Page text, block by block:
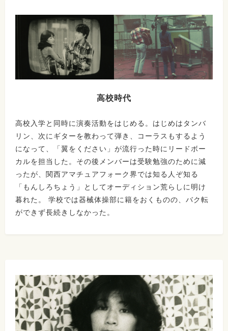
高校時代
高校入学と同時に演奏活動をはじめる。はじめはタンバ
リン、次にギターを教わって弾き、コーラスもするよう
になって、「翼をください」が流行った時にリードボー
カルを担当した。その後メンバーは受験勉強のために減
ったが、関西アマチュアフォーク界では知る人ぞ知る
「もんしろちょう」としてオーディション荒らしに明け
暮れた。 学校では器械体操部に籍をおくものの、バク転
ができず長続きしなかった。